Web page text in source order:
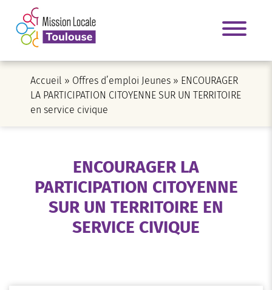
Accueil » Offres d’emploi Jeunes » ENCOURAGER
LA PARTICIPATION CITOYENNE SUR UN TERRITOIRE
en service civique
ENCOURAGER LA
PARTICIPATION CITOYENNE
SUR UN TERRITOIRE EN
SERVICE CIVIQUE